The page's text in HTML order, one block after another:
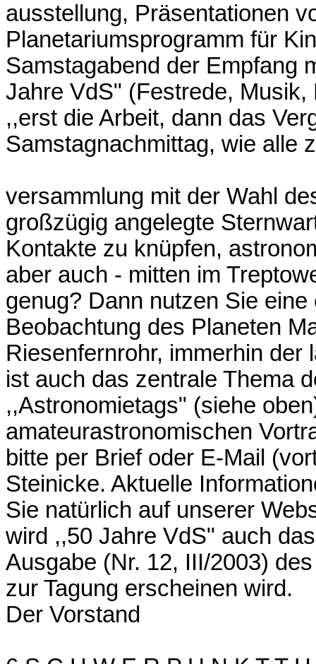
ausstellung, Präsentationen
Planetariumsprogramm für
Samstagabend der Empfang
Jahre VdS" (Festrede,
,,erst die Arbeit, dann das
Samstagnachmittag, wie alle
versammlung mit der Wahl
großzügig angelegte
Kontakte zu knüpfen,
aber auch - mitten im
genug? Dann nutzen Sie
Beobachtung des Planeten
Riesenfernrohr, immerhin
ist auch das zentrale Thema
,,Astronomietags" (siehe
amateurastronomischen
bitte per Brief oder E-Mail
Steinicke. Aktuelle
Sie natürlich auf unserer
wird ,,50 Jahre VdS" auch
Ausgabe (Nr. 12, III/2003)
zur Tagung erscheinen wird.
Der Vorstand